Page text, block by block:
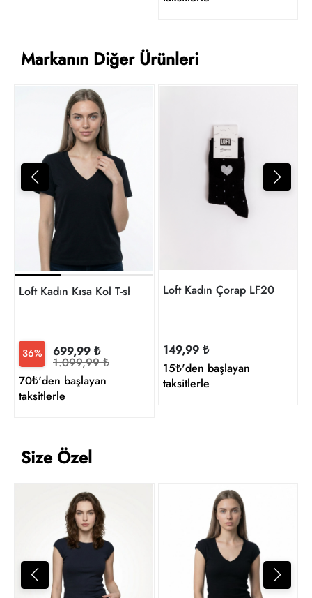
Markanın Diğer Ürünleri
Loft Kadın Kısa Kol T-shirt LF2043568
36% 699,99 ₺
1.099,99 ₺
70₺'den başlayan
taksitlerle
Loft Kadın Çorap LF2034424
149,99 ₺
15₺'den başlayan
taksitlerle
Size Özel